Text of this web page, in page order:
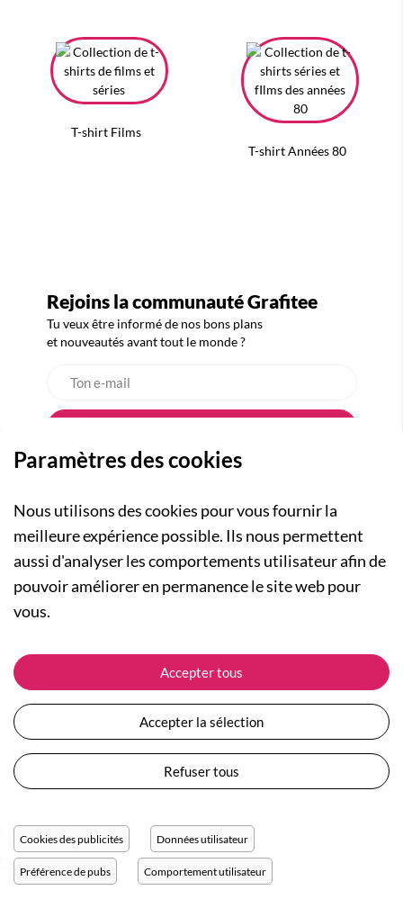
T-shirt Films
T-shirt Années 80
Rejoins la communauté Grafitee
Tu veux être informé de nos bons plans
et nouveautés avant tout le monde ?
A PROPOS
Qui sommes-nous ?
Actualités
Nos engagements
Plan du site
Devenir revendeur
Collection Femme
Collection Enfants
Les Totebags
Nos différents thèmes
ASSISTANCE
Suivre ma commande
Expédition et livraison
Retour et remboursement
Moyens de paiement
Questions / Réponses
Conditions générales de vente
Protection des données personnelles
Réglage des cookies
Paramètres des cookies
Nous utilisons des cookies pour vous fournir la
meilleure expérience possible. Ils nous permettent
aussi d'analyser les comportements utilisateur afin de
pouvoir améliorer en permanence le site web pour
vous.
Accepter tous
Accepter la sélection
Refuser tous
Cookies des publicités Données utilisateur
Préférence de pubs Comportement utilisateur